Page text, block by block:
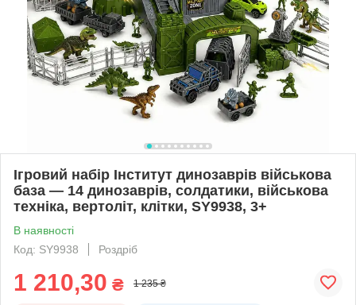
Ігровий набір Інститут динозаврів військова
база — 14 динозаврів, солдатики, військова
техніка, вертоліт, клітки, SY9938, 3+
В наявності
Код: SY9938
Роздріб
1 210,30 ₴ 1 235 ₴